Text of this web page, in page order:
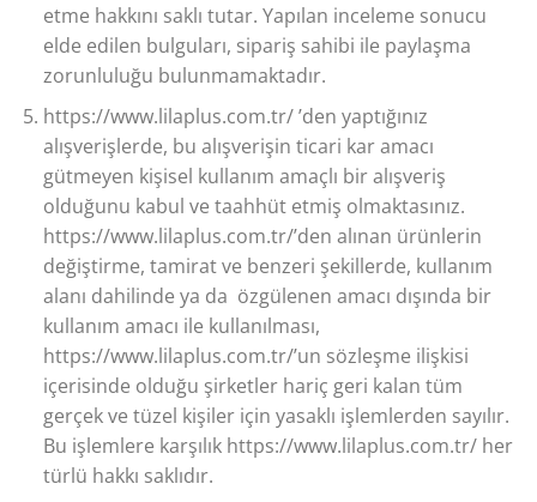
etme hakkını saklı tutar. Yapılan inceleme sonucu
elde edilen bulguları, sipariş sahibi ile paylaşma
zorunluluğu bulunmamaktadır.
https://www.lilaplus.com.tr/ ’den yaptığınız
alışverişlerde, bu alışverişin ticari kar amacı
gütmeyen kişisel kullanım amaçlı bir alışveriş
olduğunu kabul ve taahhüt etmiş olmaktasınız.
https://www.lilaplus.com.tr/’den alınan ürünlerin
değiştirme, tamirat ve benzeri şekillerde, kullanım
alanı dahilinde ya da özgülenen amacı dışında bir
kullanım amacı ile kullanılması,
https://www.lilaplus.com.tr/’un sözleşme ilişkisi
içerisinde olduğu şirketler hariç geri kalan tüm
gerçek ve tüzel kişiler için yasaklı işlemlerden sayılır.
Bu işlemlere karşılık https://www.lilaplus.com.tr/ her
türlü hakkı saklıdır.